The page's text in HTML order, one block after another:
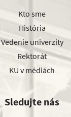
Kto sme
História
Vedenie univerzity
Rektorát
KU v médiách
Sledujte nás